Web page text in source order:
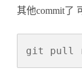
其他commit了
git pull